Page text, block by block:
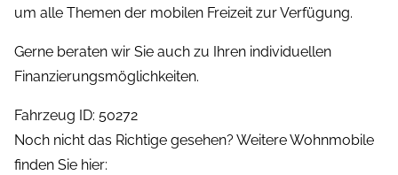
um alle Themen der mobilen Freizeit zur Verfügung.
Gerne beraten wir Sie auch zu Ihren individuellen
Finanzierungsmöglichkeiten.
Fahrzeug ID: 50272
Noch nicht das Richtige gesehen? Weitere Wohnmobile
finden Sie hier: